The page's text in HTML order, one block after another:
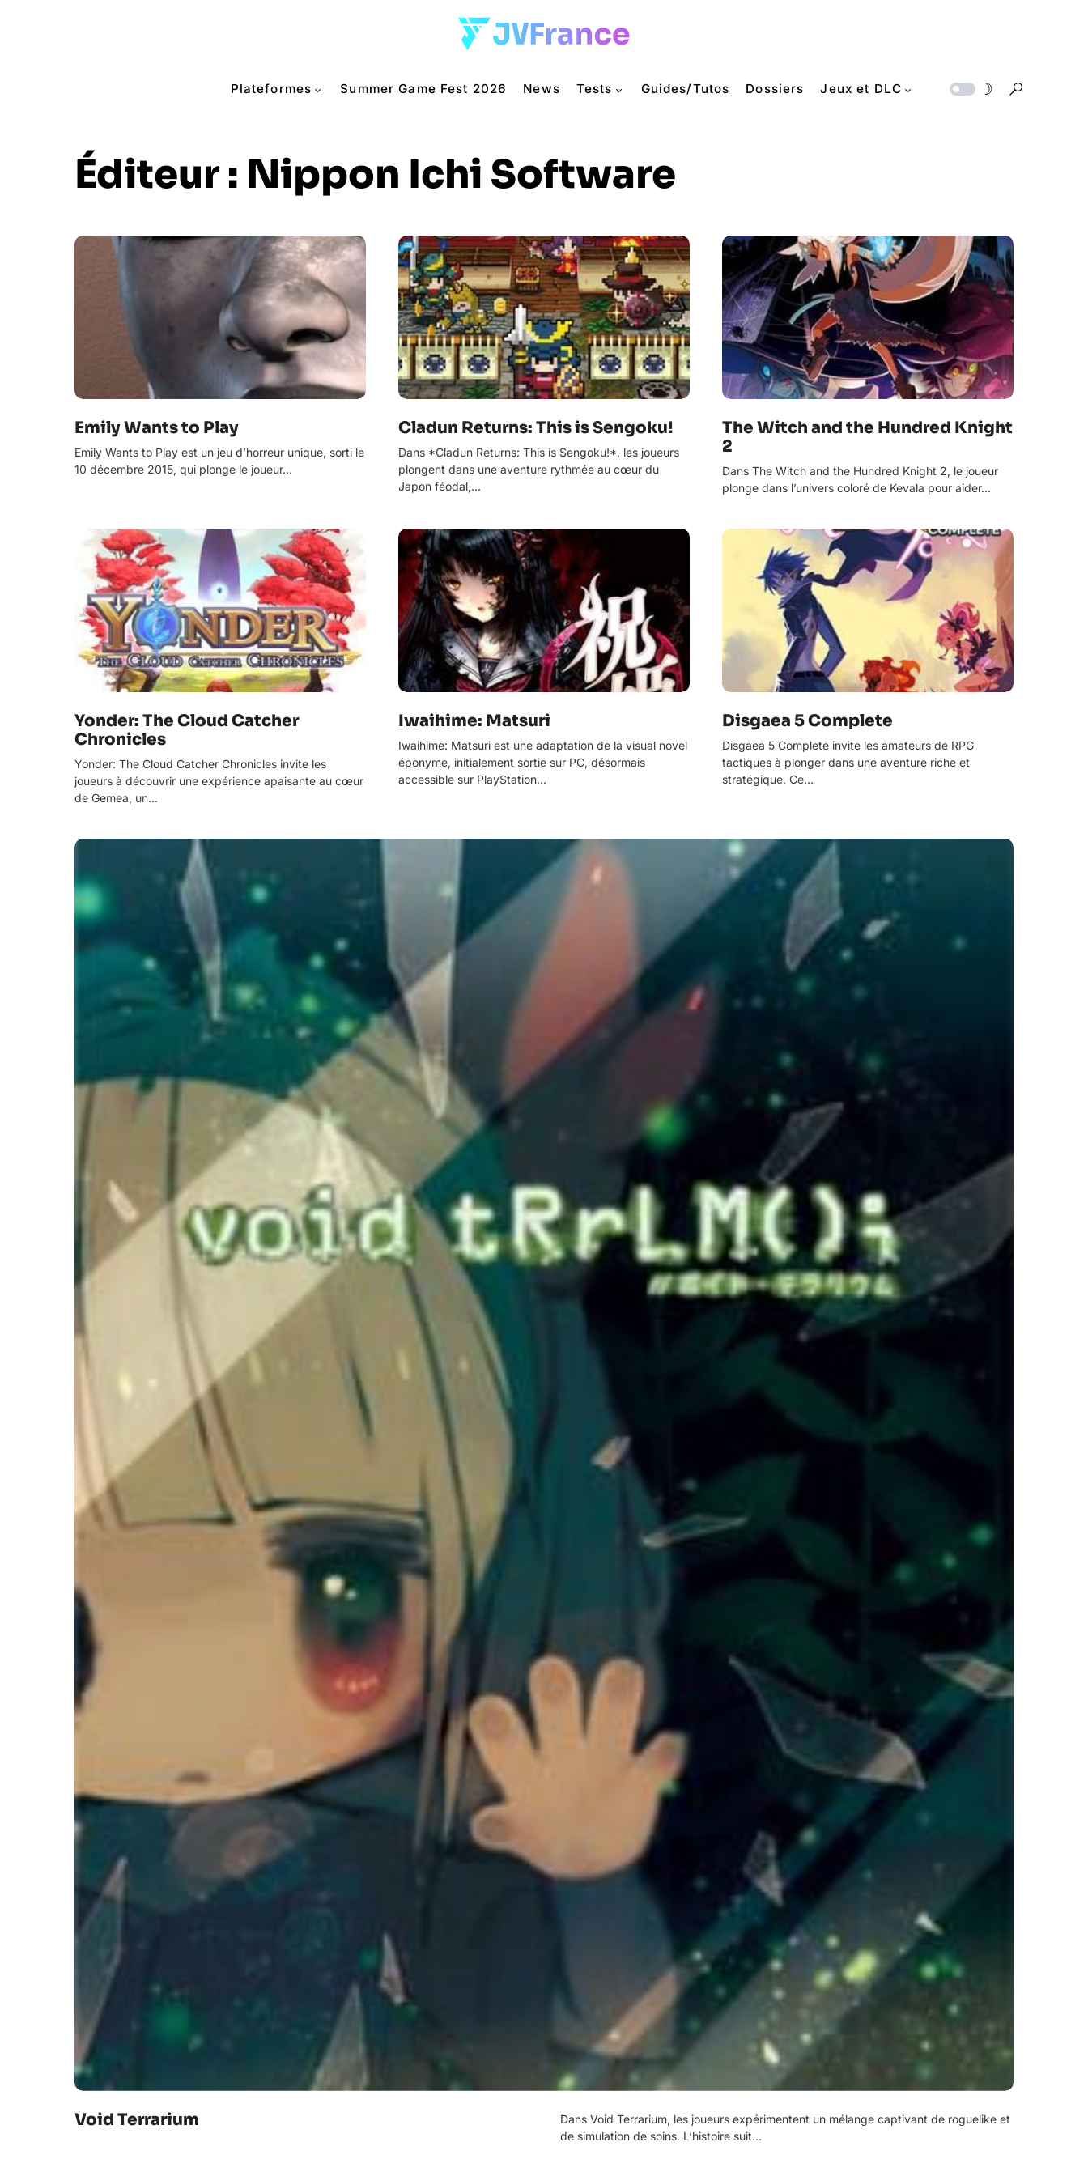
Plateformes Summer Game Fest 2026 News Tests Guides/Tutos Dossiers Jeux et DLC
Éditeur : Nippon Ichi Software
Emily Wants to Play
Emily Wants to Play est un jeu d’horreur unique, sorti le
10 décembre 2015, qui plonge le joueur…
Cladun Returns: This is Sengoku!
Dans *Cladun Returns: This is Sengoku!*, les joueurs
plongent dans une aventure rythmée au cœur du
Japon féodal,…
The Witch and the Hundred Knight
2
Dans The Witch and the Hundred Knight 2, le joueur
plonge dans l’univers coloré de Kevala pour aider…
Yonder: The Cloud Catcher
Chronicles
Yonder: The Cloud Catcher Chronicles invite les
joueurs à découvrir une expérience apaisante au cœur
de Gemea, un…
Iwaihime: Matsuri
Iwaihime: Matsuri est une adaptation de la visual novel
éponyme, initialement sortie sur PC, désormais
accessible sur PlayStation…
Disgaea 5 Complete
Disgaea 5 Complete invite les amateurs de RPG
tactiques à plonger dans une aventure riche et
stratégique. Ce…
Void Terrarium
Dans Void Terrarium, les joueurs expérimentent un mélange captivant de roguelike et
de simulation de soins. L’histoire suit…